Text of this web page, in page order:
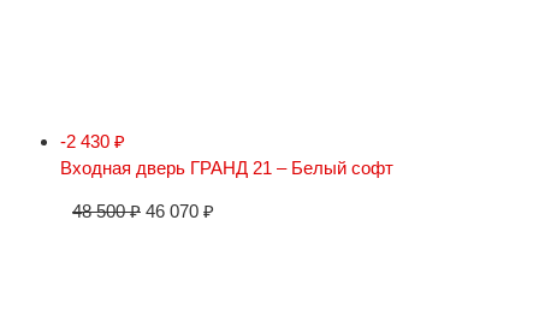
-2 430 ₽
Входная дверь ГРАНД 21 – Белый софт
48 500₽ 46 070 ₽